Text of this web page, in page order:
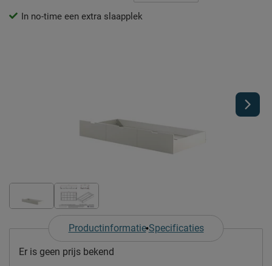
In no-time een extra slaapplek
Productinformatie Specificaties
Er is geen prijs bekend